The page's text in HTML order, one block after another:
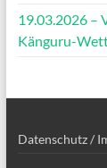
19.03.2026 –
Känguru-
Datenschutz /